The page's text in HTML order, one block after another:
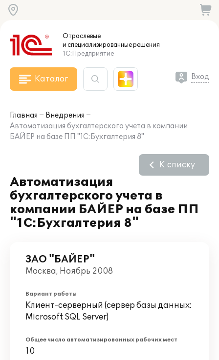
Отраслевые
и специализированныерешения
1С:Предприятие
Каталог Вход
Главная
Внедрения
Автоматизация бухгалтерского учета в компании
БАЙЕР на базе ПП "1С:Бухгалтерия 8"
Автоматизация
бухгалтерского учета в
компании БАЙЕР на базе ПП
"1С:Бухгалтерия 8"
К списку
ЗАО "БАЙЕР"
Москва, Ноябрь 2008
Вариант работы
Клиент-серверный (сервер базы данных:
Microsoft SQL Server)
Общее число автоматизированных рабочих мест
10